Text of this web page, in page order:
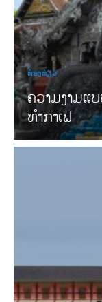
ທ່ອງທ່ຽວ
ຄວາມງາມແ
ທໍາກາເຟ